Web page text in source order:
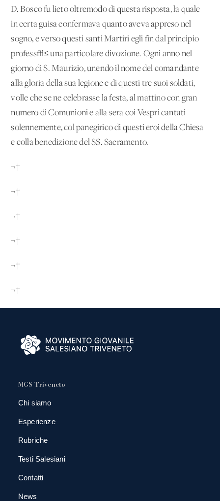
D. Bosco fu lieto oltremodo di questa risposta, la quale
in certa guisa confermava quanto aveva appreso nel
sogno, e verso questi santi Martiri egli fin dal principio
profess√≤ una particolare divozione. Ogni anno nel
giorno di S. Maurizio, unendo il nome del comandante
alla gloria della sua legione e di questi tre suoi soldati,
volle che se ne celebrasse la festa, al mattino con gran
numero di Comunioni e alla sera coi Vespri cantati
solennemente, col panegirico di questi eroi della Chiesa
e colla benedizione del SS. Sacramento.
¬†
¬†
¬†
¬†
¬†
¬†
MGS Triveneto
Chi siamo
Esperienze
Rubriche
Testi Salesiani
Contatti
News